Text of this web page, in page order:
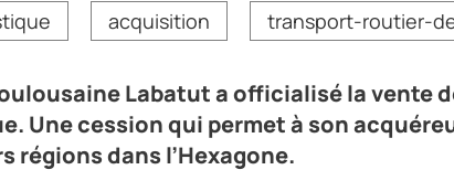
Logistique acquisition transport-routier-
Labatut a officialisé la vente
Une cession qui permet à son
régions dans l’Hexagone.